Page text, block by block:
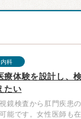
科
療体験を設計し、
たい
鏡検査から肛門疾患
能です。女性医師も